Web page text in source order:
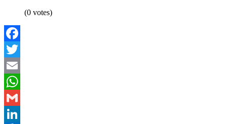
(0 votes)
Facebook
Twitter
Email
WhatsApp
Gmail